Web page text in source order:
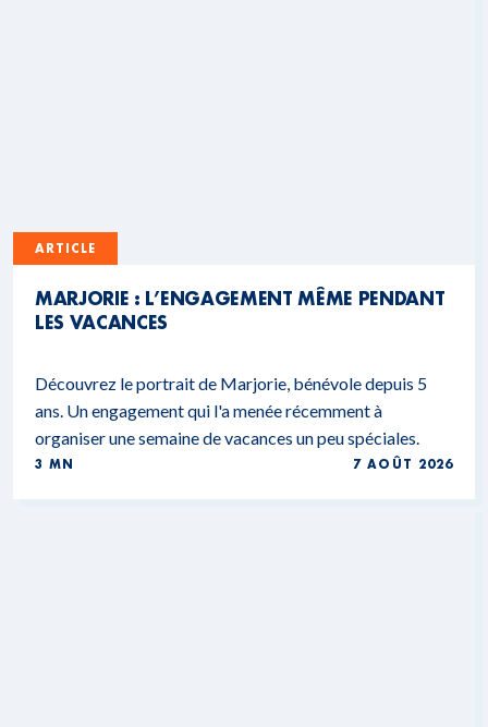
ARTICLE
MARJORIE : L’ENGAGEMENT MÊME PENDANT
LES VACANCES
Découvrez le portrait de Marjorie, bénévole depuis 5
ans. Un engagement qui l'a menée récemment à
organiser une semaine de vacances un peu spéciales.
3 MN 7 AOÛT 2026